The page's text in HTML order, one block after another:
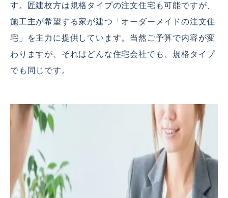
す。匠建枚方は規格タイプの注文住宅も可能ですが、
施工主が希望する家が建つ「オーダーメイドの注文住
宅」を主力に提供しています。当然ご予算で内容が変
わりますが、それはどんな住宅会社でも、規格タイプ
でも同じです。